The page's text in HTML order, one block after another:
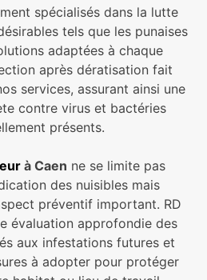
spécialisés dans la lutte
tels que les punaises
adaptées à chaque
après dératisation fait
services, assurant ainsi une
contre virus et bactéries
présents.
à Caen ne se limite pas
des nuisibles mais
préventif important. RD
évaluation approfondie des
aux infestations futures et
à adopter pour protéger